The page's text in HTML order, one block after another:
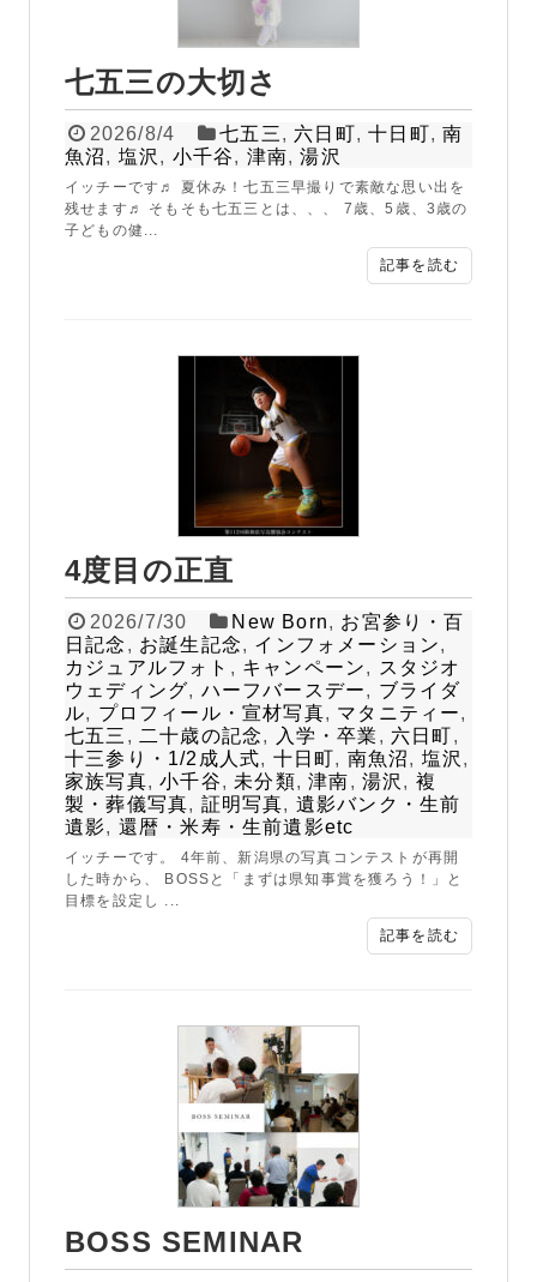
七五三の大切さ
2026/8/4 七五三, 六日町,十日町,南
魚沼, 塩沢 , 小千谷, 津南,湯沢
イッチーです♬ 夏休み！七五三早撮りで素敵な思い出を
残せます♬ そもそも七五三とは、、、 7歳、5歳、3歳の
子どもの健...
記事を読む
4度目の正直
2026/7/30 New Born, お宮参り・百
日記念 , お誕生記念, インフォメーション,
カジュアルフォト , キャンペーン, スタジオ
ウェディング, ハーフバースデー, ブライダ
ル, プロフィール・宣材写真, マタニティー,
七五三 ,二十歳の記念, 入学・卒業 , 六日町 ,
十三参り・1/2成人式, 十日町 , 南魚沼, 塩沢 ,
家族写真,小千谷,未分類,津南,湯沢 , 複
製・葬儀写真, 証明写真, 遺影バンク・生前
遺影, 還暦・米寿・生前遺影etc
イッチーです。 4年前、新潟県の写真コンテストが再開
した時から、 BOSSと「まずは県知事賞を獲ろう！」と
目標を設定し ...
記事を読む
BOSS SEMINAR